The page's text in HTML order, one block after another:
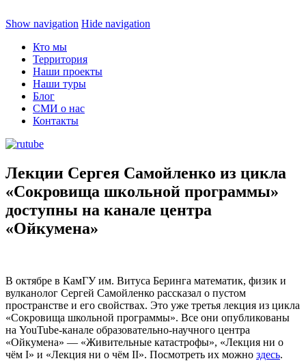
Show navigation Hide navigation
Кто мы
Территория
Наши проекты
Наши туры
Блог
СМИ о нас
Контакты
Лекции Сергея Самойленко из цикла
«Сокровища школьной программы»
доступны на канале центра
«Ойкумена»
В октябре в КамГУ им. Витуса Беринга математик, физик и
вулканолог Сергей Самойленко рассказал о пустом
пространстве и его свойствах. Это уже третья лекция из цикла
«Сокровища школьной программы». Все они опубликованы
на YouTube-канале образовательно-научного центра
«Ойкумена» — «Живительные катастрофы», «Лекция ни о
чём I» и «Лекция ни о чём II». Посмотреть их можно здесь.